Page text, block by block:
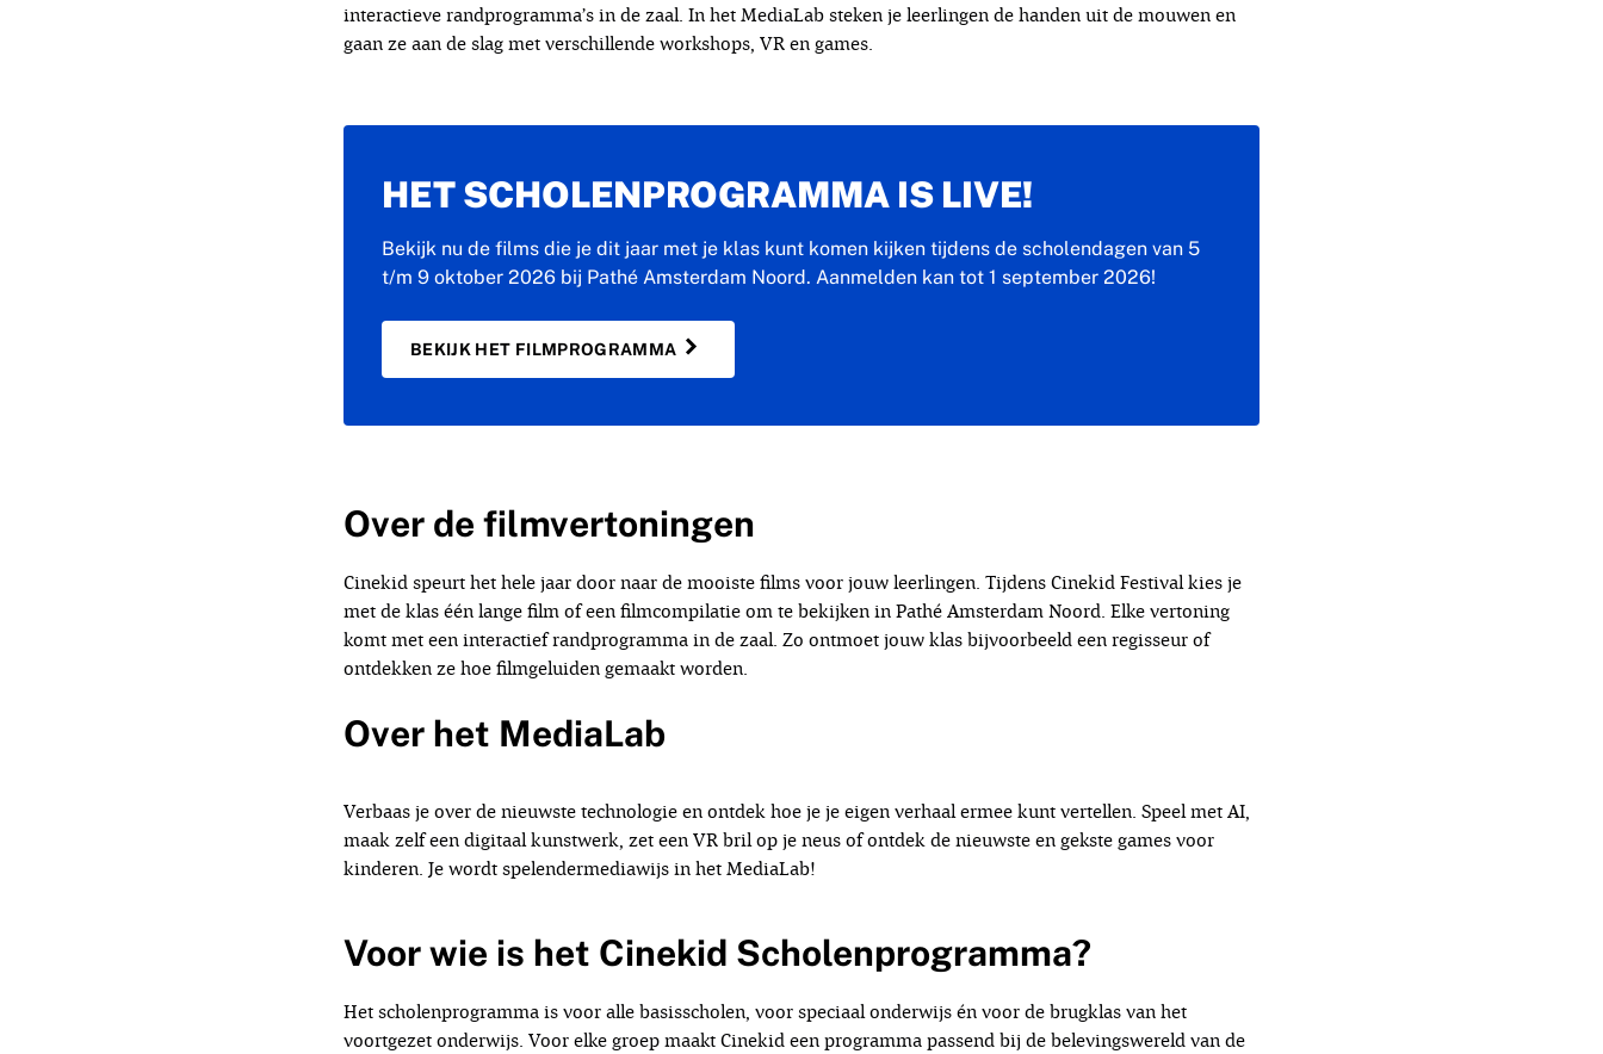
interactieve randprogramma’s in de zaal. In het MediaLab steken je leerlingen de handen uit de mouwen en
gaan ze aan de slag met verschillende workshops, VR en games.
HET SCHOLENPROGRAMMA IS LIVE!
Bekijk nu de films die je dit jaar met je klas kunt komen kijken tijdens de scholendagen van 5
t/m 9 oktober 2026 bij Pathé Amsterdam Noord. Aanmelden kan tot 1 september 2026!
BEKIJK HET FILMPROGRAMMA
Over de filmvertoningen
Cinekid speurt het hele jaar door naar de mooiste films voor jouw leerlingen. Tijdens Cinekid Festival kies je
met de klas één lange film of een filmcompilatie om te bekijken in Pathé Amsterdam Noord. Elke vertoning
komt met een interactief randprogramma in de zaal. Zo ontmoet jouw klas bijvoorbeeld een regisseur of
ontdekken ze hoe filmgeluiden gemaakt worden.
Over het MediaLab
Verbaas je over de nieuwste technologie en ontdek hoe je je eigen verhaal ermee kunt vertellen. Speel met AI,
maak zelf een digitaal kunstwerk, zet een VR bril op je neus of ontdek de nieuwste en gekste games voor
kinderen. Je wordt spelendermediawijs in het MediaLab!
Voor wie is het Cinekid Scholenprogramma?
Het scholenprogramma is voor alle basisscholen, voor speciaal onderwijs én voor de brugklas van het
voortgezet onderwijs. Voor elke groep maakt Cinekid een programma passend bij de belevingswereld van de